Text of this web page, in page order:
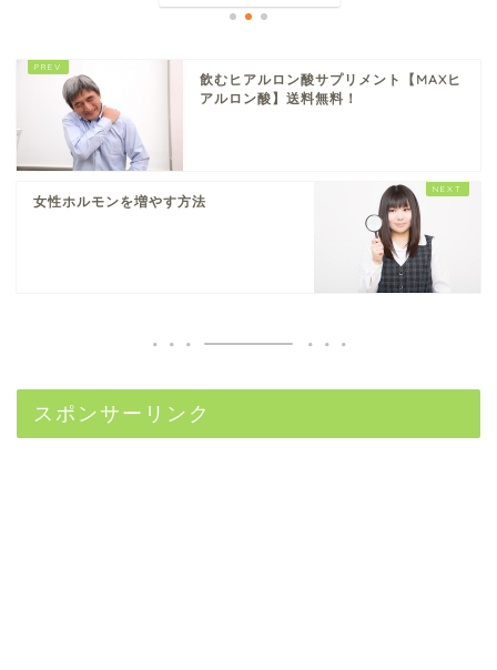
飲むヒアルロン酸サプリメント【MAXヒ
アルロン酸】送料無料！
女性ホルモンを増やす方法
スポンサーリンク